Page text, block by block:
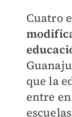
Cuatro
que la
entre